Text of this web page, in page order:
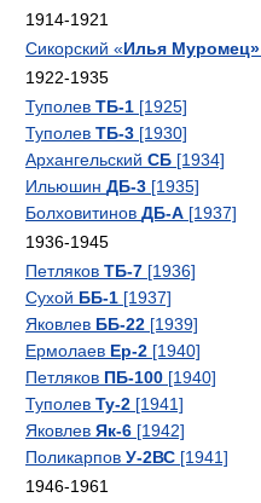
1914-1921
Сикорский «Илья Муромец»
1922-1935
Туполев ТБ-1 [1925]
Туполев ТБ-3 [1930]
Архангельский СБ [1934]
Ильюшин ДБ-3 [1935]
Болховитинов ДБ-А [1937]
1936-1945
Петляков ТБ-7 [1936]
Сухой ББ-1 [1937]
Яковлев ББ-22 [1939]
Ермолаев Ер-2 [1940]
Петляков ПБ-100 [1940]
Туполев Ту-2 [1941]
Яковлев Як-6 [1942]
Поликарпов У-2ВС [1941]
1946-1961